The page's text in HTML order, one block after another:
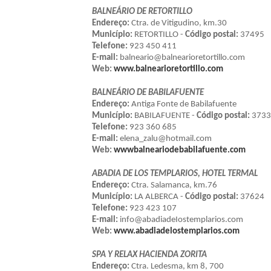
BALNEÁRIO DE RETORTILLO
Endereço: Ctra. de Vitigudino, km.30
Município: RETORTILLO - Código postal: 37495
Telefone: 923 450 411
E-mail: balneario@balnearioretortillo.com
Web: www.balnearioretortillo.com
BALNEÁRIO DE BABILAFUENTE
Endereço: Antiga Fonte de Babilafuente
Município: BABILAFUENTE - Código postal:
Telefone: 923 360 685
E-mail: elena_zalu@hotmail.com
Web: wwwbalneariodebabilafuente.com
ABADIA DE LOS TEMPLARIOS, HOTEL TERMAL
Endereço: Ctra. Salamanca, km.76
Município: LA ALBERCA - Código postal: 37624
Telefone: 923 423 107
E-mail: info@abadiadeIostemplarios.com
Web: www.abadiadelostemplarios.com
SPA Y RELAX HACIENDA ZORITA
Endereço: Ctra. Ledesma, km 8, 700